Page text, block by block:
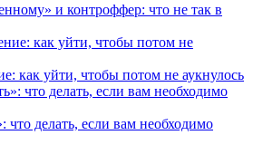
и контроффер: что не так в
как уйти, чтобы потом не аукнулось
что делать, если вам необходимо